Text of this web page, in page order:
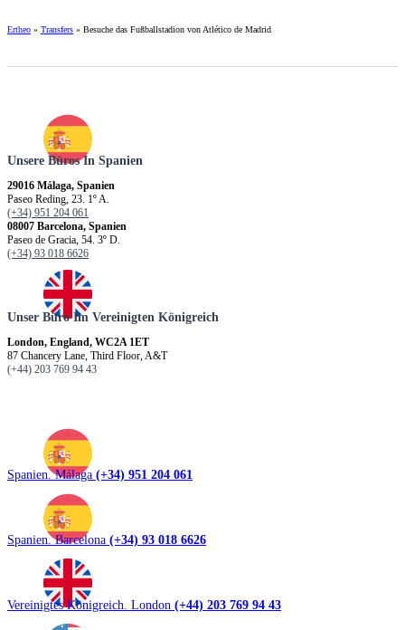
Ertheo » Transfers » Besuche das Fußballstadion von Atlético de Madrid
Unsere Büros In Spanien
29016 Málaga, Spanien
Paseo Reding, 23. 1º A.
(+34) 951 204 061
08007 Barcelona, Spanien
Paseo de Gracia, 54. 3º D.
(+34) 93 018 6626
Unser Büro Im Vereinigten Königreich
London, England, WC2A 1ET
87 Chancery Lane, Third Floor, A&T
(+44) 203 769 94 43
Spanien. Málaga (+34) 951 204 061
Spanien. Barcelona (+34) 93 018 6626
Vereinigtes Königreich. London (+44) 203 769 94 43